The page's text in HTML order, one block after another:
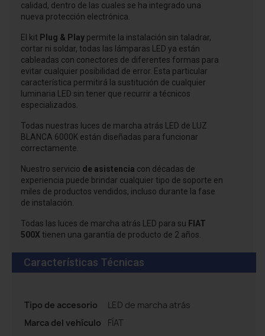
calidad, dentro de las cuales se ha integrado una
nueva protección electrónica.
El kit Plug & Play permite la instalación sin taladrar,
cortar ni soldar, todas las lámparas LED ya están
cableadas con conectores de diferentes formas para
evitar cualquier posibilidad de error. Esta particular
característica permitirá la sustitución de cualquier
luminaria LED sin tener que recurrir a técnicos
especializados.
Todas nuestras luces de marcha atrás LED de LUZ
BLANCA 6000K están diseñadas para funcionar
correctamente.
Nuestro servicio de asistencia con décadas de
experiencia puede brindar cualquier tipo de soporte en
miles de productos vendidos, incluso durante la fase
de instalación.
Todas las luces de marcha atrás LED para su FIAT
500X tienen una garantía de producto de 2 años.
Características Técnicas
Tipo de accesorio
LED de marcha atrás
Marca del vehículo
FÍAT